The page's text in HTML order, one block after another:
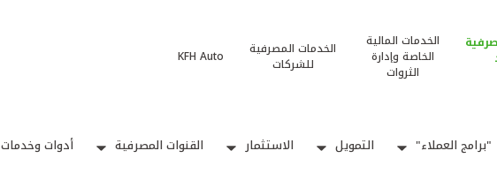
الخدمات المالية
الخاصة وإدارة
الثروات
الخدمات المصرفية
للشركات
KFH Auto
"برامج العملاء" التمويل الاستثمار القنوات المصرفية أدوات وخدمات